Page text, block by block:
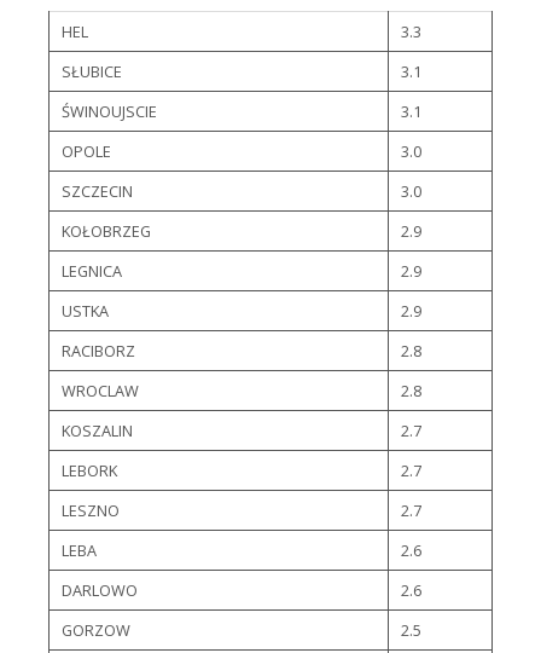
HEL
3.3
SŁUBICE
3.1
ŚWINOUJSCIE
3.1
OPOLE
3.0
SZCZECIN
3.0
KOŁOBRZEG
2.9
LEGNICA
2.9
USTKA
2.9
RACIBORZ
2.8
WROCLAW
2.8
KOSZALIN
2.7
LEBORK
2.7
LESZNO
2.7
LEBA
2.6
DARLOWO
2.6
GORZOW
2.5